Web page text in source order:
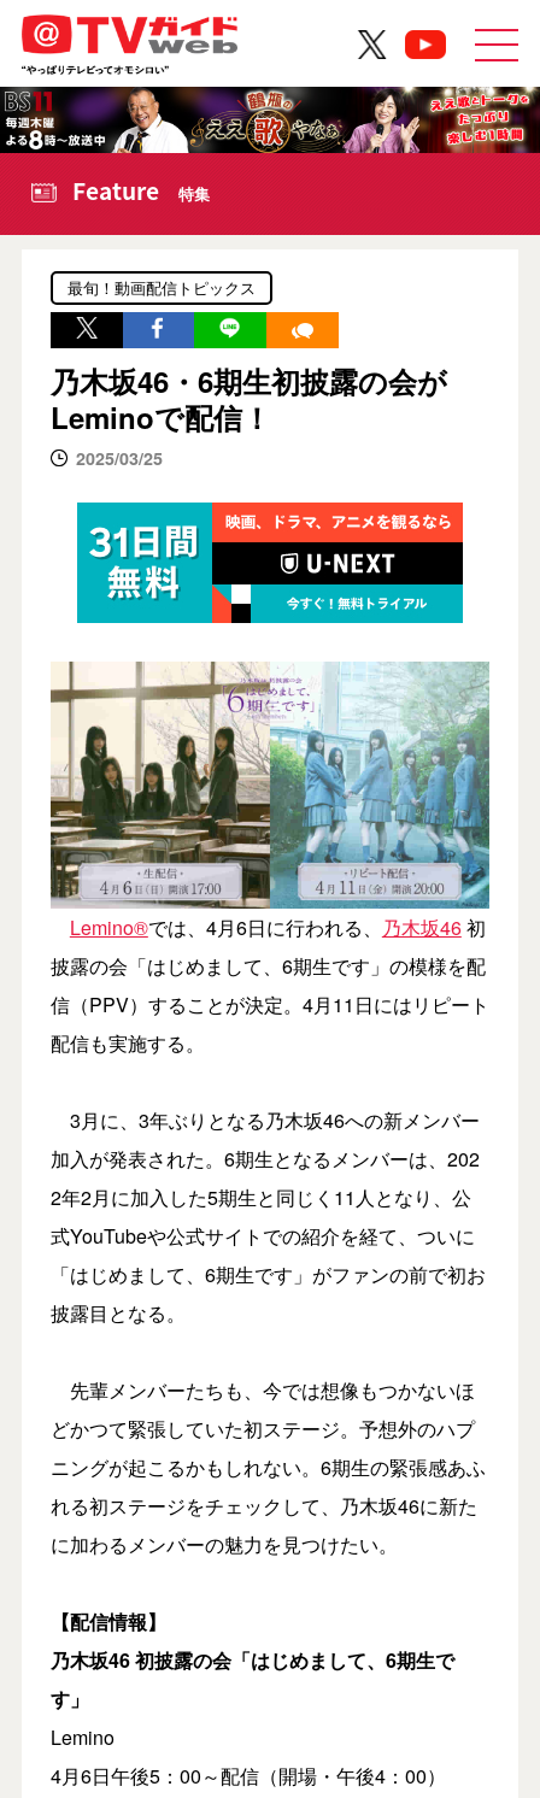
Feature 特集
最旬！動画配信トピックス
乃木坂46・6期生初披露の会が
Leminoで配信！
2025/03/25
Lemino®では、4月6日に行われる、 乃木坂46初
披露の会「はじめまして、6期生です」の模様を配
信（PPV）することが決定。4月11日にはリピート
配信も実施する。
3月に、3年ぶりとなる乃木坂46への新メンバー
加入が発表された。6期生となるメンバーは、202
2年2月に加入した5期生と同じく11人となり、公
式YouTubeや公式サイトでの紹介を経て、ついに
「はじめまして、6期生です」がファンの前で初お
披露目となる。
先輩メンバーたちも、今では想像もつかないほ
どかつて緊張していた初ステージ。予想外のハプ
ニングが起こるかもしれない。6期生の緊張感あふ
れる初ステージをチェックして、乃木坂46に新た
に加わるメンバーの魅力を見つけたい。
【配信情報】
乃木坂46 初披露の会「はじめまして、6期生で
す」
Lemino
4月6日午後5：00～配信（開場・午後4：00）